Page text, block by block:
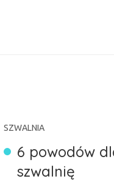
SZWALNIA
6 powodów
szwalnię